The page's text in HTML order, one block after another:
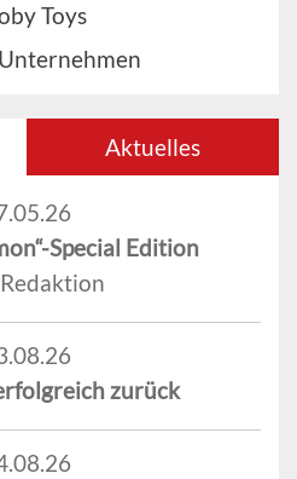
Toys
Aktuelles
Special Edition
zurück